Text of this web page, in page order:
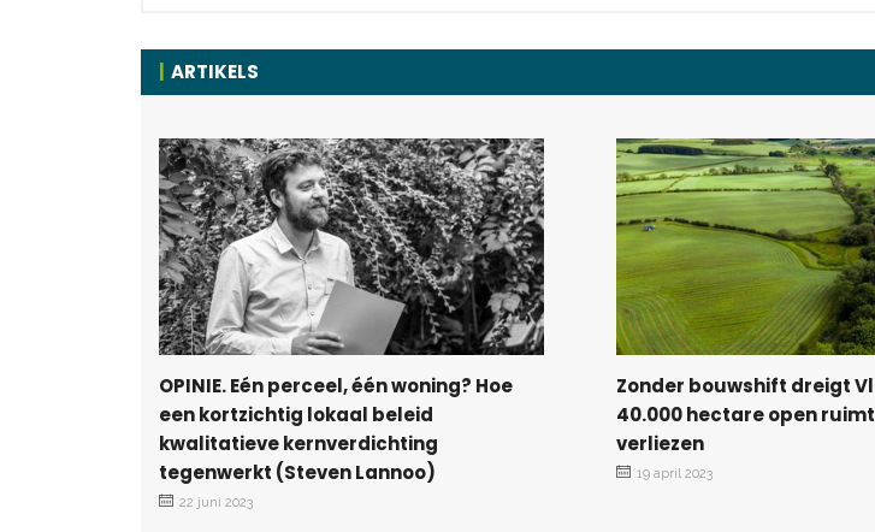
ARTIKELS
OPINIE. Eén perceel, één woning? Hoe
een kortzichtig lokaal beleid
kwalitatieve kernverdichting
tegenwerkt (Steven Lannoo)
22 juni 2023
Zonder bouwshift dreigt
40.000 hectare open
verliezen
19 april 2023